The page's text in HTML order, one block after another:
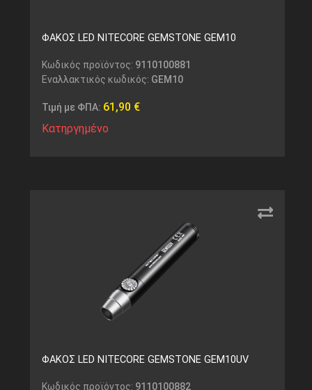
ΦΑΚΟΣ LED NITECORE GEMSTONE GEM10
Κωδικός προϊόντος: 9110100881
Εναλλακτικός κωδικός: GEM10
Τιμή με ΦΠΑ: 61,90 €
Κατηργημένο
ΦΑΚΟΣ LED NITECORE GEMSTONE GEM10UV
Κωδικός προϊόντος: 9110100882